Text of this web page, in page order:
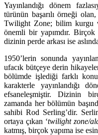
Yayınlandığı dönem
türünün başarılı örneği
Twilight Zone; bilim kurgu
önemli bir yapımdır.
dizinin perde arkası ise
1950’lerin sonunda
ufacık bütçeye derin
bölümde işlediği farklı
karakterle yayınlandığı
efsaneleşmiştir. Dizinin
zamanda her bölümün
sahibi Rod Serling’dir.
ortaya çıkan ‘twilight zone/
katmış, birçok yapıma ise